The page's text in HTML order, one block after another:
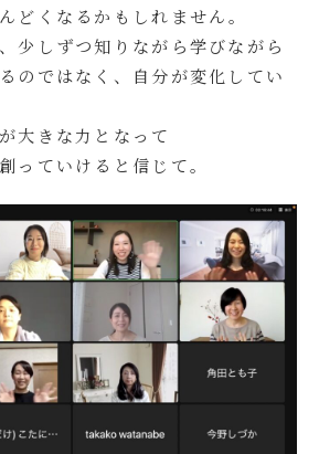
どくなるかもしれません。
少しずつ知りながら学びながら
のではなく、自分が変化してい
大きな力となって
っていけると信じて。